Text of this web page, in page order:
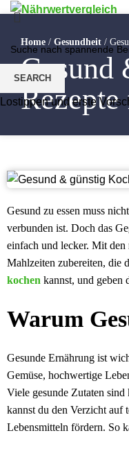
BEWEGUNG
Menu
Home / Gesundheit /
Gesund
Gesund zu essen muss
verbunden ist. Doch das
einfach und lecker. Mit
Mahlzeiten zubereiten, die
kochen kannst, und geben
Warum
Gesunde Ernährung ist
Gemüse, hochwertige
Viele gesunde Zutaten
kannst du den Verzicht auf
Lebensmitteln fördern. So
SEARCH
Lostippen und erste